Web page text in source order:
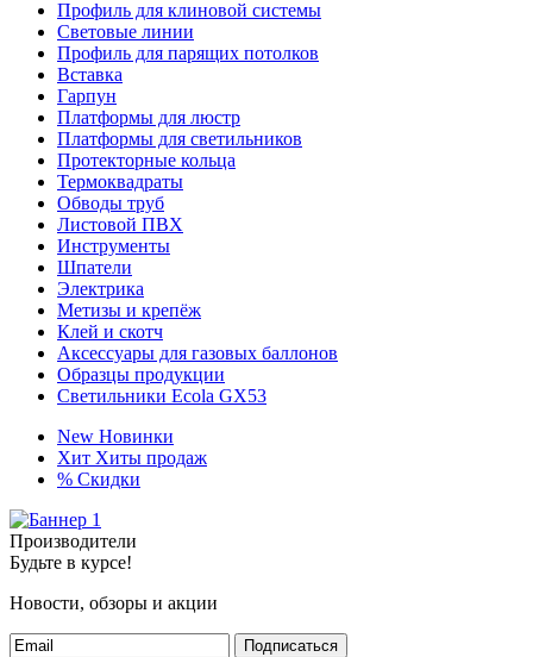
Профиль для клиновой системы
Световые линии
Профиль для парящих потолков
Вставка
Гарпун
Платформы для люстр
Платформы для светильников
Протекторные кольца
Термоквадраты
Обводы труб
Листовой ПВХ
Инструменты
Шпатели
Электрика
Метизы и крепёж
Клей и скотч
Аксессуары для газовых баллонов
Образцы продукции
Светильники Ecola GX53
New Новинки
Хит Хиты продаж
% Скидки
Производители
Будьте в курсе!
Новости, обзоры и акции
Подписаться